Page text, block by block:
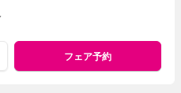
フェア予約